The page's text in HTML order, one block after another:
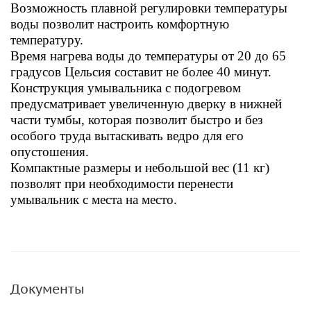
Возможность плавной регулировки температуры
воды позволит настроить комфортную
температуру.
Время нагрева воды до температуры от 20 до 65
градусов Цельсия составит не более 40 минут.
Конструкция умывальника с подогревом
предусматривает увеличенную дверку в нижней
части тумбы, которая позволит быстро и без
особого труда вытаскивать ведро для его
опустошения.
Компактные размеры и небольшой вес (11 кг)
позволят при необходимости перенести
умывальник с места на место.
Документы